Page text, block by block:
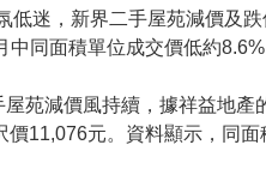
低迷，新界二手屋苑減價
同面積單位成交價低約
苑減價風持續，據祥益地
11,076元。資料顯示，同